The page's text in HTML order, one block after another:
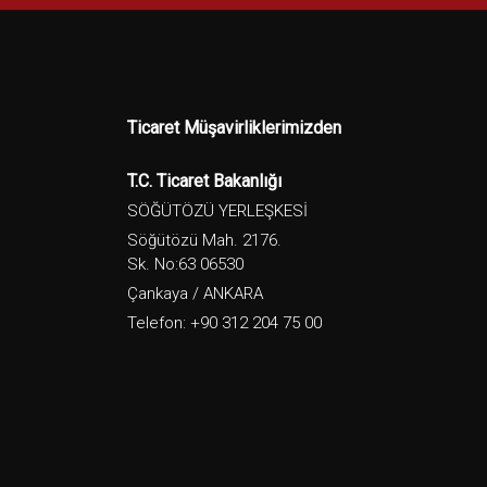
Ticaret Müşavirliklerimizden
T.C. Ticaret Bakanlığı
SÖĞÜTÖZÜ YERLEŞKESİ
Söğütözü Mah. 2176.
Sk. No:63 06530
Çankaya / ANKARA
Telefon: +90 312 204 75 00